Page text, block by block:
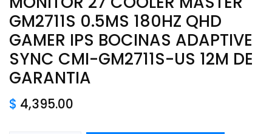
GM2711S 0.5MS 180HZ QHD
GAMER IPS BOCINAS ADAPTIVE
SYNC CMI-GM2711S-US 12M DE
GARANTIA
$ 4,395.00